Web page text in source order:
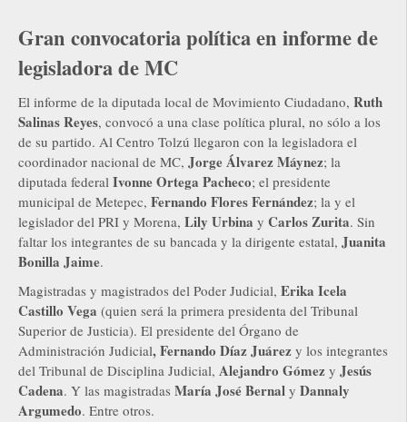
Gran convocatoria política en informe de
legisladora de MC
El informe de la diputada local de Movimiento Ciudadano, Ruth
Salinas Reyes, convocó a una clase política plural, no sólo a los
de su partido. Al Centro Tolzú llegaron con la legisladora el
coordinador nacional de MC, Jorge Álvarez Máynez; la
diputada federal Ivonne Ortega Pacheco; el presidente
municipal de Metepec, Fernando Flores Fernández; la y el
legislador del PRI y Morena, Lily Urbina y Carlos Zurita. Sin
faltar los integrantes de su bancada y la dirigente estatal, Juanita
Bonilla Jaime.
Magistradas y magistrados del Poder Judicial, Erika Icela
Castillo Vega (quien será la primera presidenta del Tribunal
Superior de Justicia). El presidente del Órgano de
Administración Judicial, Fernando Díaz Juárez y los integrantes
del Tribunal de Disciplina Judicial, Alejandro Gómez y Jesús
Cadena. Y las magistradas María José Bernal y Dannaly
Argumedo. Entre otros.